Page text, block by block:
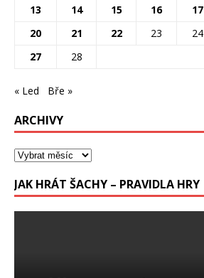
13
14 15 16 17
20
21 22 23 24
27
28
« Led Bře »
ARCHIVY
JAK HRÁT ŠACHY – PRAVIDLA HRY